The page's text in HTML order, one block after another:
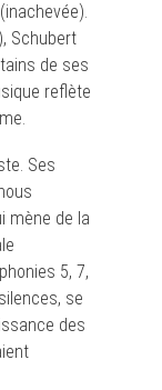
Schubert
de ses
reflète
Ses
mène de la
5, 7,
se
des